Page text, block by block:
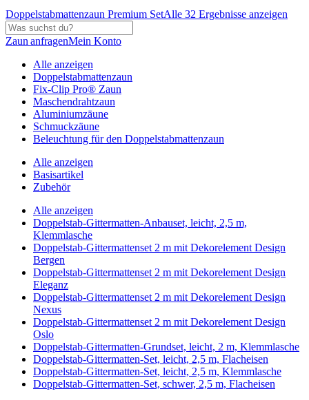
Doppelstabmattenzaun Premium SetAlle 32 Ergebnisse anzeigen
Zaun anfragenMein Konto
Alle anzeigen
Doppelstabmattenzaun
Fix-Clip Pro® Zaun
Maschendrahtzaun
Aluminiumzäune
Schmuckzäune
Beleuchtung für den Doppelstabmattenzaun
Alle anzeigen
Basisartikel
Zubehör
Alle anzeigen
Doppelstab-Gittermatten-Anbauset, leicht, 2,5 m,
Klemmlasche
Doppelstab-Gittermattenset 2 m mit Dekorelement Design
Bergen
Doppelstab-Gittermattenset 2 m mit Dekorelement Design
Eleganz
Doppelstab-Gittermattenset 2 m mit Dekorelement Design
Nexus
Doppelstab-Gittermattenset 2 m mit Dekorelement Design
Oslo
Doppelstab-Gittermatten-Grundset, leicht, 2 m, Klemmlasche
Doppelstab-Gittermatten-Set, leicht, 2,5 m, Flacheisen
Doppelstab-Gittermatten-Set, leicht, 2,5 m, Klemmlasche
Doppelstab-Gittermatten-Set, schwer, 2,5 m, Flacheisen